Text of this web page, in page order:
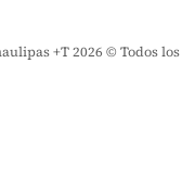
+T 2026 © Todos